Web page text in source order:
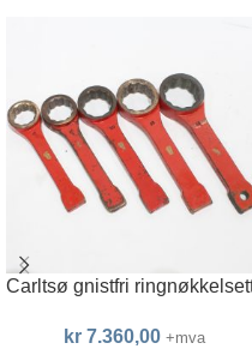
Carltsø gnistfri
kr 7.360,00 +mva